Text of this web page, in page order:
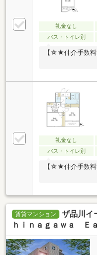
礼金なし
バス・トイレ別
【☆★仲介手数
礼金なし
バス・トイレ別
【☆★仲介手数
賃貸マンション
ザ品川イ
ｈｉｎａｇａｗａ Ｅ